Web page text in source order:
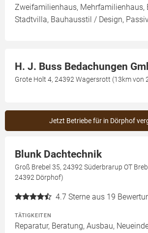
Zweifamilienhaus, Mehrfamilienhaus,
Stadtvilla, Bauhausstil / Design,
H. J. Buss Bedachungen
Grote Holt 4, 24392 Wagersrott (13km von
Jetzt Betriebe für in Dörphof
Blunk Dachtechnik
Groß Brebel 35, 24392 Süderbrarup OT
24392 Dörphof)
4.7 Sterne aus 19
TÄTIGKEITEN
Reparatur, Beratung, Ausbau,